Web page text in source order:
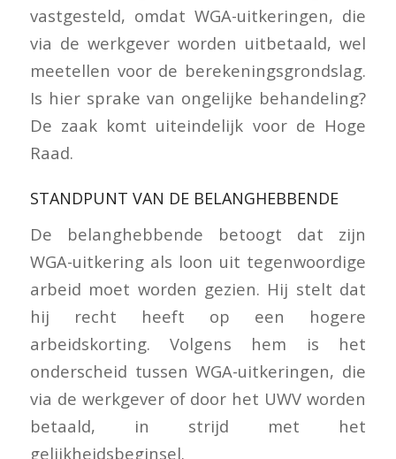
vastgesteld, omdat WGA-uitkeringen, die
via de werkgever worden uitbetaald, wel
meetellen voor de berekeningsgrondslag.
Is hier sprake van ongelijke behandeling?
De zaak komt uiteindelijk voor de Hoge
Raad.
STANDPUNT VAN DE BELANGHEBBENDE
De belanghebbende betoogt dat zijn
WGA-uitkering als loon uit tegenwoordige
arbeid moet worden gezien. Hij stelt dat
hij recht heeft op een hogere
arbeidskorting. Volgens hem is het
onderscheid tussen WGA-uitkeringen, die
via de werkgever of door het UWV worden
betaald, in strijd met het
gelijkheidsbeginsel.